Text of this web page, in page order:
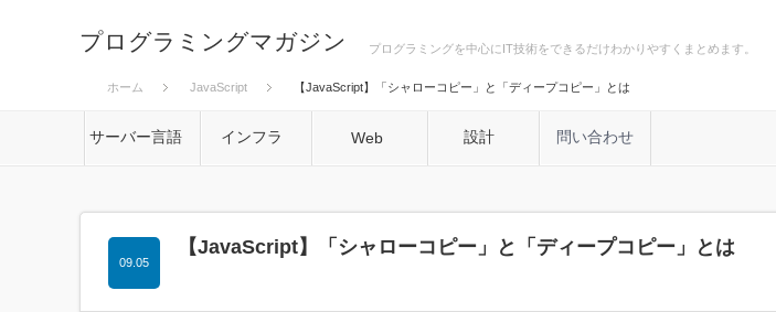
プログラミングマガジン プログラミングを中心にIT技術をできるだけわかりやすくまとめます。
ホーム JavaScript 【JavaScript】「シャローコピー」と「ディープコピー」とは
サーバー言語 インフラ Web 設計 問い合わせ
【JavaScript】「シャローコピー」と「ディープコピー」とは
09.05